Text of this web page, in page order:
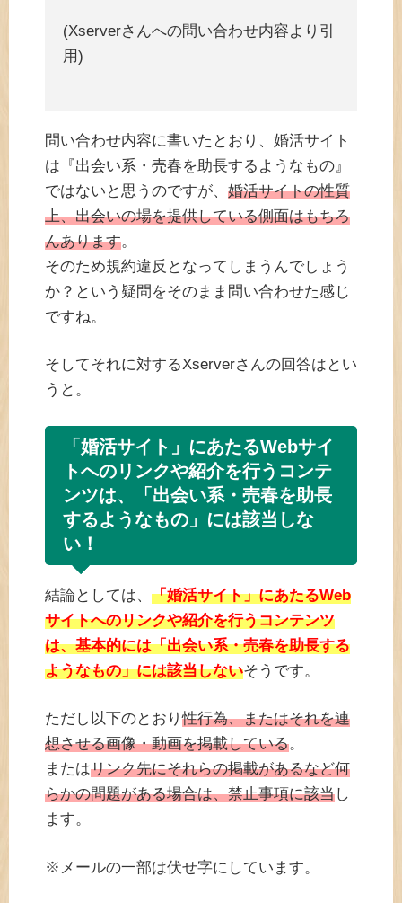
(Xserverさんへの問い合わせ内容より引
用)
問い合わせ内容に書いたとおり、婚活サイト
は『出会い系・売春を助長するようなもの』
ではないと思うのですが、 婚活サイトの性質
上、出会いの場を提供している側面はもちろ
んあります。
そのため規約違反となってしまうんでしょう
か？という疑問をそのまま問い合わせた感じ
ですね。
そしてそれに対するXserverさんの回答はとい
うと。
「婚活サイト」にあたるWebサイ
トへのリンクや紹介を行うコンテ
ンツは、「出会い系・売春を助長
するようなもの」には該当しな
い！
結論としては、 「婚活サイト」にあたるWeb
サイトへのリンクや紹介を行うコンテンツ
は、基本的には「出会い系・売春を助長する
ようなもの」には該当しないそうです。
ただし以下のとおり性行為、またはそれを連
想させる画像・動画を掲載している。
またはリンク先にそれらの掲載があるなど何
らかの問題がある場合は、禁止事項に該当し
ます。
※メールの一部は伏せ字にしています。